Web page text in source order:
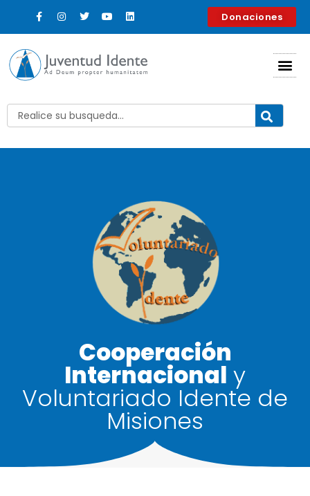
contenido Donaciones
Cooperación
Internacional y
Voluntariado Idente de
Misiones